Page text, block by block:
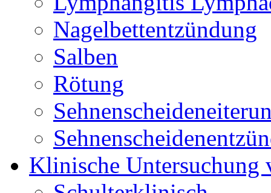
Nagelbettentzündung
Salben
Rötung
Klinische Untersuchung